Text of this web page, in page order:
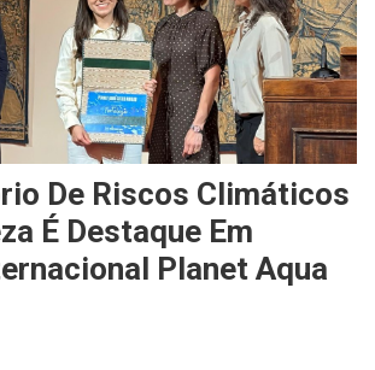
De Riscos Climáticos
É Destaque Em
Planet Aqua